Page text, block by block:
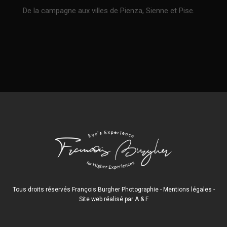
De la campagne aux villes de Pienza, Sienne et Pise.
Tous droits réservés François Burgher Photographie - Mentions légales -
Site web réalisé par A& F